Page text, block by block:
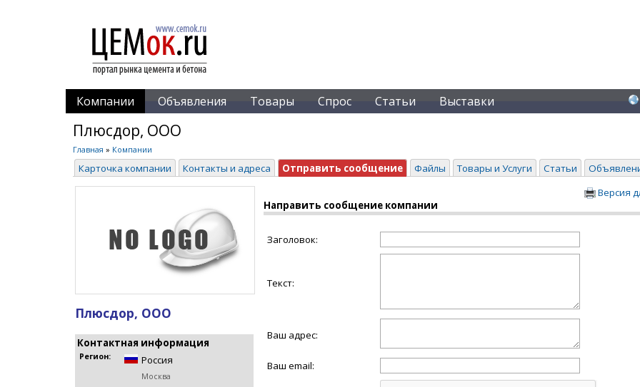
Компании Объявления Товары Спрос Статьи Выставки
Плюсдор, ООО
Главная » Компании
Карточка компании Контакты и адреса Отправить сообщение Файлы Товары и Услуги Статьи
Плюсдор, ООО
Контактная информация
Регион: Россия
Москва
Версия
Направить сообщение компании
Заголовок:
Текст:
Ваш адрес:
Ваш email: